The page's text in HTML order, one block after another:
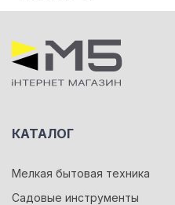
КАТАЛОГ
Мелкая бытовая техника
Садовые инструменты